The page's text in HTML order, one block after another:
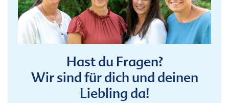
Hast du Fragen?
Wir sind für dich und deinen
Liebling da!